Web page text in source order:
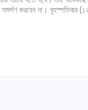
করবেন না। বৃহস্পতিবার (১২